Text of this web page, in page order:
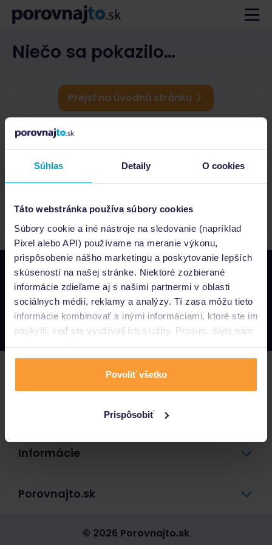
Súhlas Detaily O cookies
Táto webstránka používa súbory cookies
Súbory cookie a iné nástroje na sledovanie (napríklad
Pixel alebo API) používame na meranie výkonu,
prispôsobenie nášho marketingu a poskytovanie lepších
skúseností na našej stránke. Niektoré zozbierané
informácie zdieľame aj s našimi partnermi v oblasti
sociálnych médií, reklamy a analýzy. Tí zasa môžu tieto
informácie kombinovať s inými informáciami, ktoré ste im
poskytli, keď ste využívali ich služby. Prosím, dajte nám
na to svoj súhlas.
Povoliť všetko
Prispôsobiť
Niečo sa pokazilo…
Prejsť na úvodnú stránku
Napíšte nám
info@porovnajto.sk
Zavolajte nám
0800 400 300
Informácie
Porovnajto.sk
© 2026 Porovnajto.sk